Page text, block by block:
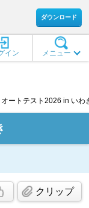
ダウンロード
メニュー
イン
ートテスト2026 in いわ
クリップ